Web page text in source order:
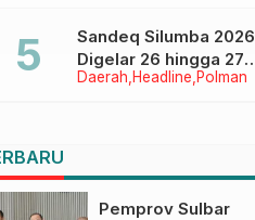
di Pasangkayu
Daerah Headline Polman
Sandeq Silumba 2026
Digelar 26 hingga 27
September, Rangkaian
Pemprov Sulbar